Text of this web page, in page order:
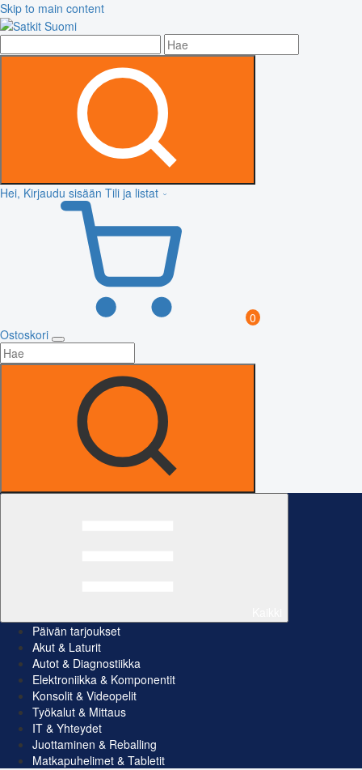
Skip to main content
Hei, Kirjaudu sisään Tili ja listat
0
Ostoskori
Päivän tarjoukset
Akut & Laturit
Autot & Diagnostiikka
Elektroniikka & Komponentit
Konsolit & Videopelit
Työkalut & Mittaus
IT & Yhteydet
Juottaminen & Reballing
Matkapuhelimet & Tabletit